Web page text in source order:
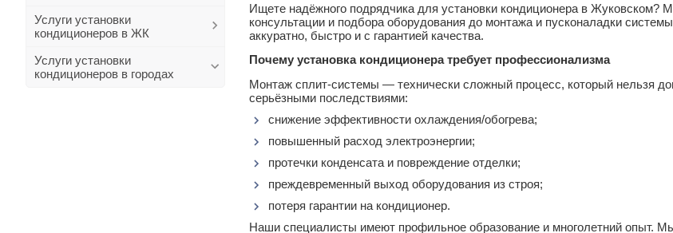
Услуги установки
кондиционеров в ЖК
Услуги установки
кондиционеров в городах
Ищете надёжного подрядчика для установки кондиционера в Жуковском?
консультации и подбора оборудования до монтажа и пусконаладки
аккуратно, быстро и с гарантией качества.
Почему установка кондиционера требует профессионализма
Монтаж сплит‑системы — технически сложный процесс, который нельзя
серьёзными последствиями:
снижение эффективности охлаждения/обогрева;
повышенный расход электроэнергии;
протечки конденсата и повреждение отделки;
преждевременный выход оборудования из строя;
потеря гарантии на кондиционер.
Наши специалисты имеют профильное образование и многолетний опыт.